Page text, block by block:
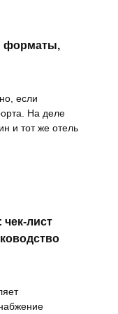
форматы,
если
На деле
и тот же отель
лист